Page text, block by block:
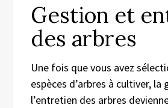
Gestion et
des arbres
Une fois que vous avez
espèces d’arbres à cultiver,
l’entretien des arbres